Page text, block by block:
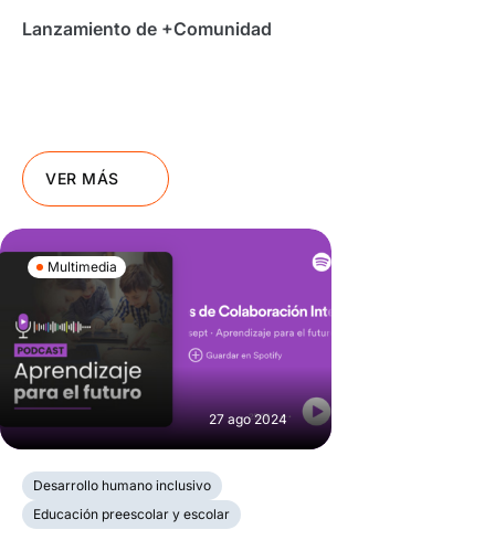
Lanzamiento de +Comunidad
VER MÁS
Multimedia
27 ago 2024
Desarrollo humano inclusivo
Educación preescolar y escolar